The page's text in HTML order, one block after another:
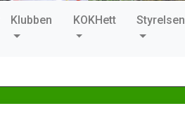
Klubben KOKHett Styrelsen